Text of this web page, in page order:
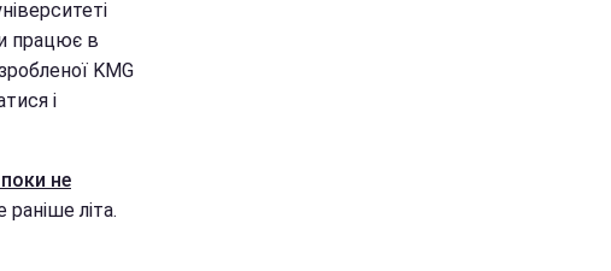
працює в
KMG
і
не
літа.